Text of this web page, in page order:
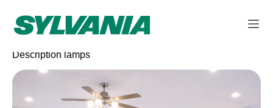
Description lamps